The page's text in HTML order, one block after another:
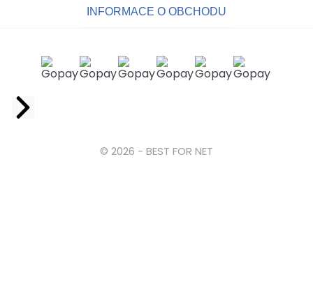
INFORMACE O OBCHODU
© 2026 - BEST FOR NET